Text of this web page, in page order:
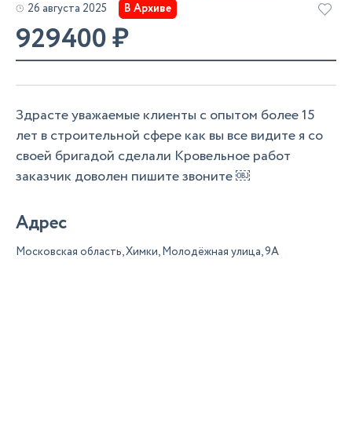
26 августа 2025 В Архиве
929400₽
Здрасте уважаемые клиенты с опытом более 15
лет в строительной сфере как вы все видите я со
своей бригадой сделали Кровельное работ
заказчик доволен пишите звоните ￼
Адрес
Московская область, Химки, Молодёжная улица, 9А